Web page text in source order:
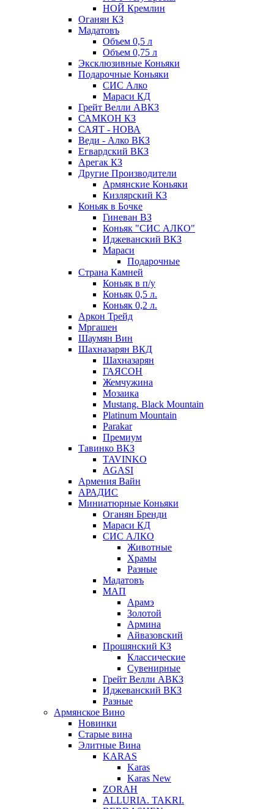
НОЙ Кремлин
Оганян КЗ
Мадатовъ
Объем 0,5 л
Объем 0,75 л
Эксклюзивные Коньяки
Подарочные Коньяки
СИС Алко
Мараси КД
Грейт Велли АВКЗ
САМКОН КЗ
САЯТ - НОВА
Веди - Алко ВКЗ
Егвардский ВКЗ
Арегак КЗ
Другие Производители
Армянские Коньяки
Кизлярский КЗ
Коньяк в Бочке
Гиневан ВЗ
Коньяк "СИС АЛКО"
Иджеванский ВКЗ
Мараси
Подарочные
Страна Камней
Коньяк в п/у
Коньяк 0,5 л.
Коньяк 0,2 л.
Аркон Трейд
Мргашен
Шаумян Вин
Шахназарян ВКД
Шахназарян
ГАЯСОН
Жемчужина
Мозаика
Mustang. Black Mountain
Platinum Mountain
Parakar
Премиум
Тавинко ВКЗ
TAVINKO
AGASI
Армения Вайн
АРАДИС
Миниатюрные Коньяки
Оганян Бренди
Мараси КД
СИС АЛКО
Животные
Храмы
Разные
Мадатовъ
МАП
Арамэ
Золотой
Армина
Айвазовский
Прошянский КЗ
Классические
Сувенирные
Грейт Велли АВКЗ
Иджеванский ВКЗ
Разные
Армянское Вино
Новинки
Старые вина
Элитные Вина
KARAS
Karas
Karas New
ZORAH
ALLURIA. TAKRI.